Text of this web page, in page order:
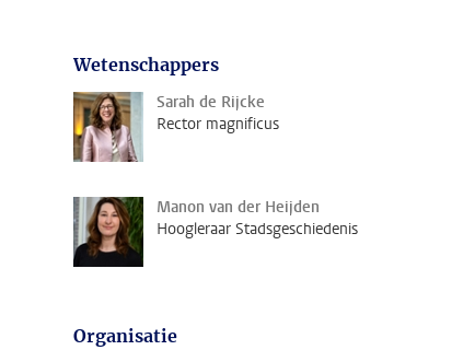
Wetenschappers
Sarah de Rijcke
Rector magnificus
Manon van der Heijden
Hoogleraar Stadsgeschiedenis
Organisatie